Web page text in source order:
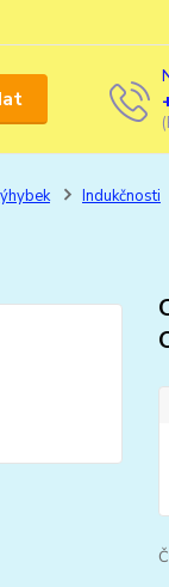
Indukčnosti